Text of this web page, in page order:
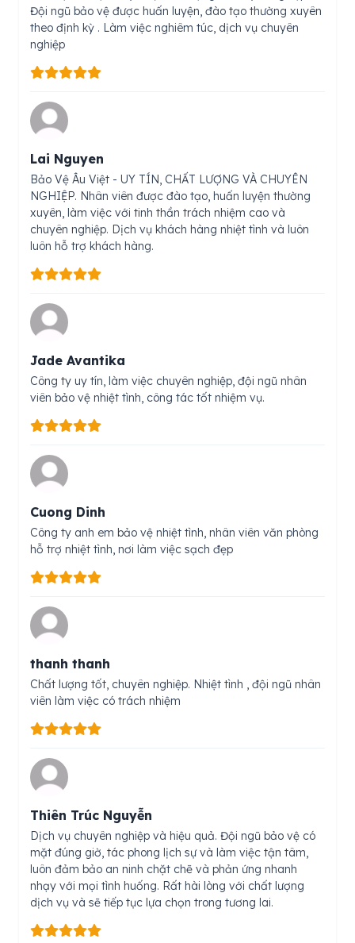
Đội ngũ bảo vệ được huấn luyện, đào tạo thường xuyên
theo định kỳ . Làm việc nghiêm túc, dịch vụ chuyên
nghiệp
Lai Nguyen
Bảo Vệ Âu Việt - UY TÍN, CHẤT LƯỢNG VÀ CHUYÊN
NGHIỆP. Nhân viên được đào tạo, huấn luyện thường
xuyên, làm việc với tinh thần trách nhiệm cao và
chuyên nghiệp. Dịch vụ khách hàng nhiệt tình và luôn
luôn hỗ trợ khách hàng.
Jade Avantika
Công ty uy tín, làm việc chuyên nghiệp, đội ngũ nhân
viên bảo vệ nhiệt tình, công tác tốt nhiệm vụ.
Cuong Dinh
Công ty anh em bảo vệ nhiệt tình, nhân viên văn phòng
hỗ trợ nhiệt tình, nơi làm việc sạch đẹp
thanh thanh
Chất lượng tốt, chuyên nghiệp. Nhiệt tình , đội ngũ nhân
viên làm việc có trách nhiệm
Thiên Trúc Nguyễn
Dịch vụ chuyên nghiệp và hiệu quả. Đội ngũ bảo vệ có
mặt đúng giờ, tác phong lịch sự và làm việc tận tâm,
luôn đảm bảo an ninh chặt chẽ và phản ứng nhanh
nhạy với mọi tình huống. Rất hài lòng với chất lượng
dịch vụ và sẽ tiếp tục lựa chọn trong tương lai.